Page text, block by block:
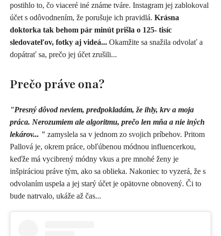
postihlo to, čo viaceré iné známe tváre. Instagram jej zablokoval
účet s odôvodnením, že porušuje ich pravidlá. Krásna
doktorka tak behom pár minút prišla o 125- tisíc
sledovateľov, fotky aj videá... Okamžite sa snažila odvolať a
dopátrať sa, prečo jej účet zrušili...
Prečo práve ona?
"Presný dôvod neviem, predpokladám, že ihly, krv a moja
práca. Nerozumiem ale algoritmu, prečo len mňa a nie iných
lekárov... " zamyslela sa v jednom zo svojich príbehov. Pritom
Pallová je, okrem práce, obľúbenou módnou influencerkou,
keďže má vycibrený módny vkus a pre mnohé ženy je
inšpiráciou práve tým, ako sa oblieka. Nakoniec to vyzerá, že s
odvolaním uspela a jej starý účet je opätovne obnovený. Či to
bude natrvalo, ukáže až čas...